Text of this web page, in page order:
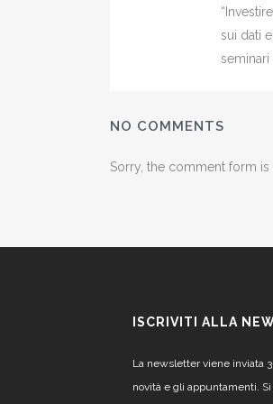
sui dati
seminari
NO COMMENTS
Sorry, the comment form is
ISCRIVITI ALLA
La newsletter viene inviata
novità e gli appuntamenti.